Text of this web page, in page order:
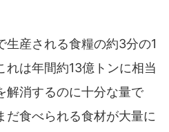
生産される食糧の約3分の1
れは年間約13億トンに相当
解消するのに十分な量で
だ食べられる食材が大量に